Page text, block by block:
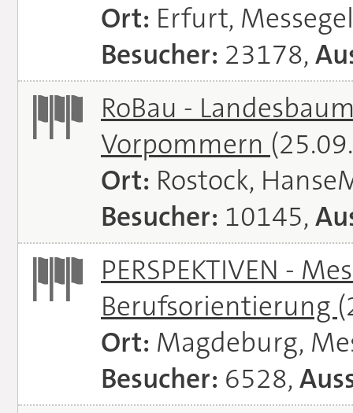
Ort: Erfurt,
Besucher: 23178,
RoBau -
Vorpommern
Ort: Rostock,
Besucher: 10145,
PERSPEKTIVEN -
Berufsorientierung
Ort: Magdeburg,
Besucher: 6528,